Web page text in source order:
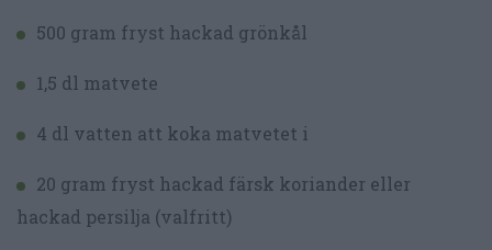
500 gram fryst hackad grönkål
1,5 dl matvete
4 dl vatten att koka matvetet i
20 gram fryst hackad färsk koriander eller
hackad persilja (valfritt)